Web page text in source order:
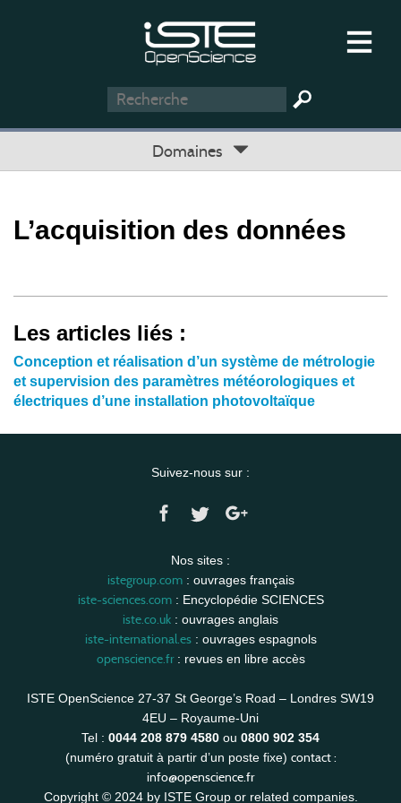
Domaines
L’acquisition des données
Les articles liés :
Conception et réalisation d’un système de métrologie
et supervision des paramètres météorologiques et
électriques d’une installation photovoltaïque
Suivez-nous sur :
Nos sites :
istegroup.com: ouvrages français
iste-sciences.com: Encyclopédie SCIENCES
iste.co.uk : ouvrages anglais
iste-international.es: ouvrages espagnols
openscience.fr: revues en libre accès
ISTE OpenScience 27-37 St George’s Road – Londres SW19
4EU – Royaume-Uni
Tel : 0044 208 879 4580 ou 0800 902 354
(numéro gratuit à partir d’un poste fixe) contact :
info@openscience.fr
Copyright © 2024 by ISTE Group or related companies.